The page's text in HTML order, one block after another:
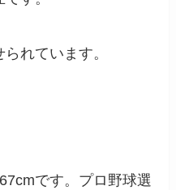
れています。
です。プロ野球選